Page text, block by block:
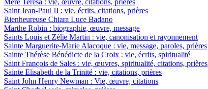
Mère Teresa : vie, œuvre, citations, prières
Saint Jean-Paul II : vie, écrits, citations, prières
Bienheureuse Chiara Luce Badano
Marthe Robin : biographie, œuvre, message
Saints Louis et Zélie Martin : vie, canonisation et rayonnement
Sainte Marguerite-Marie Alacoque : vie, message, paroles, prières
Sainte Thérèse Bénédicte de la Croix : vie, écrits, spiritualité
Saint François de Sales : vie, œuvres, spiritualité, citations, prières
Sainte Elisabeth de la Trinité : vie, citations, prières
Saint John Henry Newman : Vie, œuvre, citations